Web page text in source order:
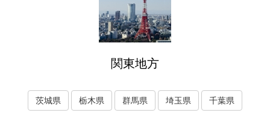
関東地方
茨城県 栃木県 群馬県 埼玉県 千葉県